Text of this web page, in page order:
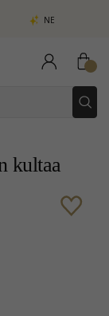
NEW COLLECTION | AURA
kultaa